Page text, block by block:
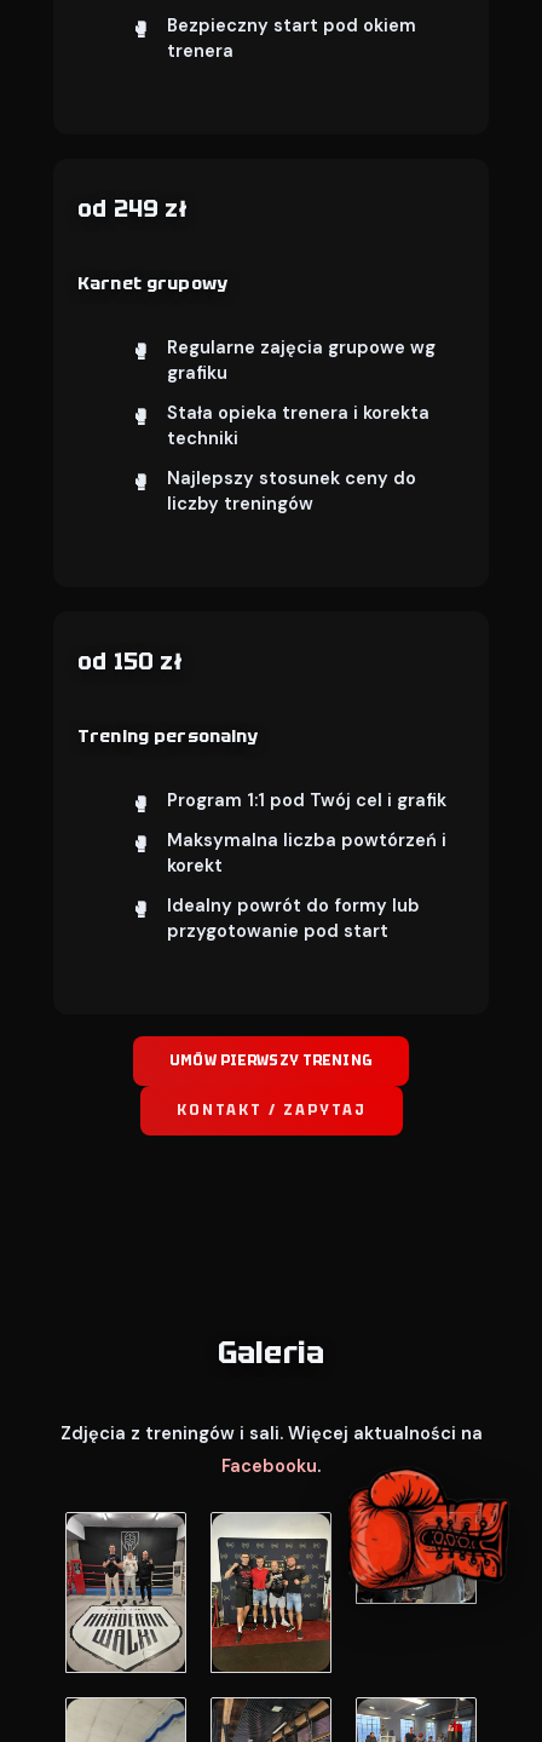
Bezpieczny start pod okiem
trenera
od 249 zł
Karnet grupowy
Regularne zajęcia grupowe wg
grafiku
Stała opieka trenera i korekta
techniki
Najlepszy stosunek ceny do
liczby treningów
od 150 zł
Trening personalny
Program 1:1 pod Twój cel i grafik
Maksymalna liczba powtórzeń i
korekt
Idealny powrót do formy lub
przygotowanie pod start
UMÓW PIERWSZY TRENING
KONTAKT / ZAPYTAJ
Galeria
Zdjęcia z treningów i sali. Więcej aktualności na
Facebooku.